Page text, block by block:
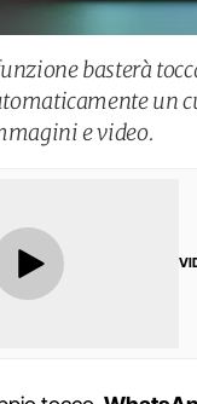
basterà
un
e video.